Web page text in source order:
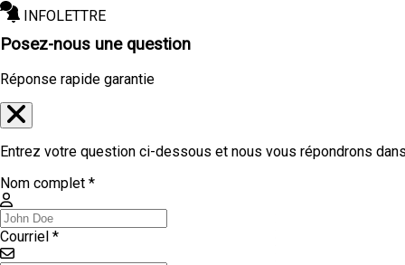
INFOLETTRE
Posez-nous une question
Réponse rapide garantie
Entrez votre question ci-dessous et nous vous répondrons
Nom complet *
Courriel *